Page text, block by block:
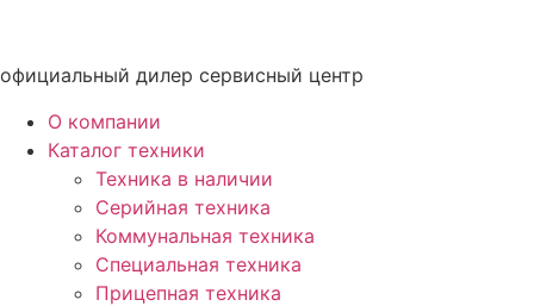
официальный дилер сервисный центр
О компании
Каталог техники
Техника в наличии
Серийная техника
Коммунальная техника
Специальная техника
Прицепная техника